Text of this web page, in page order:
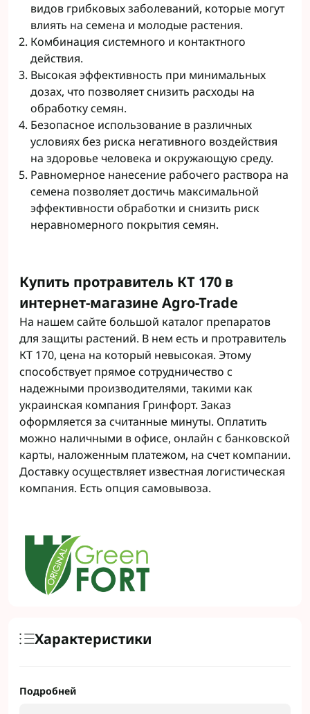
видов грибковых заболеваний, которые могут
влиять на семена и молодые растения.
Комбинация системного и контактного
действия.
Высокая эффективность при минимальных
дозах, что позволяет снизить расходы на
обработку семян.
Безопасное использование в различных
условиях без риска негативного воздействия
на здоровье человека и окружающую среду.
Равномерное нанесение рабочего раствора на
семена позволяет достичь максимальной
эффективности обработки и снизить риск
неравномерного покрытия семян.
Купить протравитель КТ 170 в
интернет-магазине Agro-Trade
На нашем сайте большой каталог препаратов
для защиты растений. В нем есть и протравитель
КТ 170, цена на который невысокая. Этому
способствует прямое сотрудничество с
надежными производителями, такими как
украинская компания Гринфорт. Заказ
оформляется за считанные минуты. Оплатить
можно наличными в офисе, онлайн с банковской
карты, наложенным платежом, на счет компании.
Доставку осуществляет известная логистическая
компания. Есть опция самовывоза.
Характеристики
Подробней